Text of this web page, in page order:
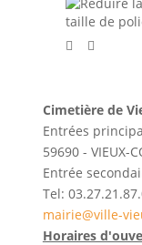
taille de
Cimetière de
Entrées
59690 - VIEUX-
Entrée
Tel:
mairie@ville-
Horaires